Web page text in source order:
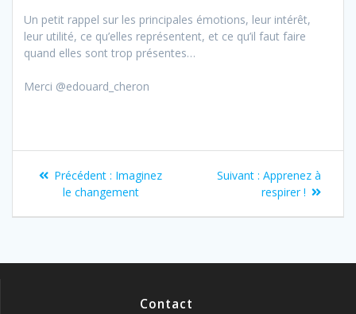
Un petit rappel sur les principales émotions, leur intérêt,
leur utilité, ce qu’elles représentent, et ce qu’il faut faire
quand elles sont trop présentes…
Merci @edouard_cheron
Précédent : Imaginez
le changement
Suivant : Apprenez à
respirer !
Contact